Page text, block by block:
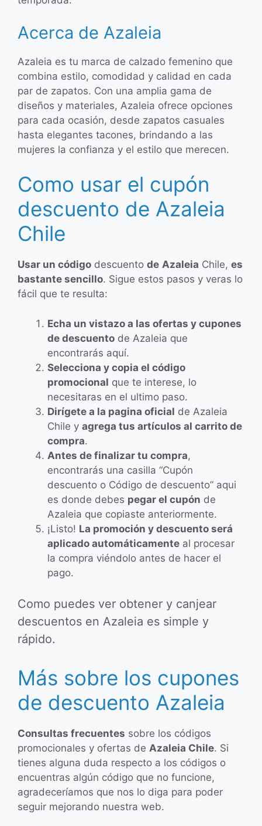
Acerca de Azaleia
Azaleia es tu marca de calzado femenino que
combina estilo, comodidad y calidad en cada
par de zapatos. Con una amplia gama de
diseños y materiales, Azaleia ofrece opciones
para cada ocasión, desde zapatos casuales
hasta elegantes tacones, brindando a las
mujeres la confianza y el estilo que merecen.
Como usar el cupón
descuento de Azaleia
Chile
Usar un código descuento de Azaleia Chile, es
bastante sencillo. Sigue estos pasos y veras lo
fácil que te resulta:
Echa un vistazo a las ofertas y cupones
de descuento de Azaleia que
encontrarás aquí.
Selecciona y copia el código
promocional que te interese, lo
necesitaras en el ultimo paso.
Dirígete a la pagina oficial de Azaleia
Chile y agrega tus artículos al carrito de
compra.
Antes de finalizar tu compra,
encontrarás una casilla “Cupón
descuento o Código de descuento” aqui
es donde debes pegar el cupón de
Azaleia que copiaste anteriormente.
¡Listo! La promoción y descuento será
aplicado automáticamente al procesar
la compra viéndolo antes de hacer el
pago.
Como puedes ver obtener y canjear
descuentos en Azaleia es simple y
rápido.
Más sobre los cupones
de descuento Azaleia
Consultas frecuentes sobre los códigos
promocionales y ofertas de Azaleia Chile. Si
tienes alguna duda respecto a los códigos o
encuentras algún código que no funcione,
agradeceríamos que nos lo diga para poder
seguir mejorando nuestra web.